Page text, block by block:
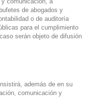
de abogados y
o de auditoría
para el cumplimiento
serán objeto de difusión
además de en su
comunicación y